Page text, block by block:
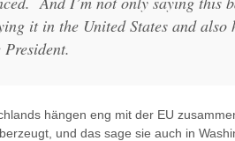
it in the United States and also
hängen eng mit der EU
und das sage sie auch in